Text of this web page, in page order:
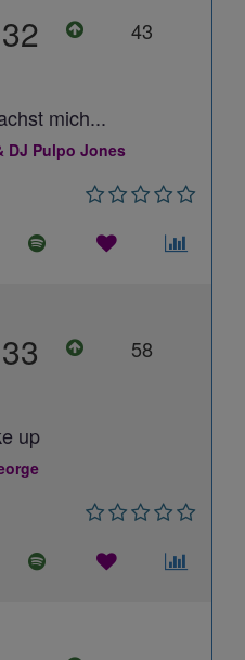
32 43
mich...
DJ Pulpo Jones
33 58
up